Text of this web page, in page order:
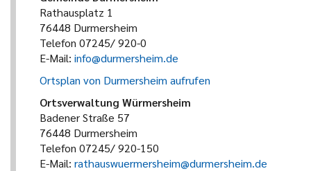
Rathausplatz 1
76448 Durmersheim
Telefon 07245/ 920-0
E-Mail: info@durmersheim.de
Ortsplan von Durmersheim aufrufen
Ortsverwaltung Würmersheim
Badener Straße 57
76448 Durmersheim
Telefon 07245/ 920-150
E-Mail: rathauswuermersheim@durmersheim.de